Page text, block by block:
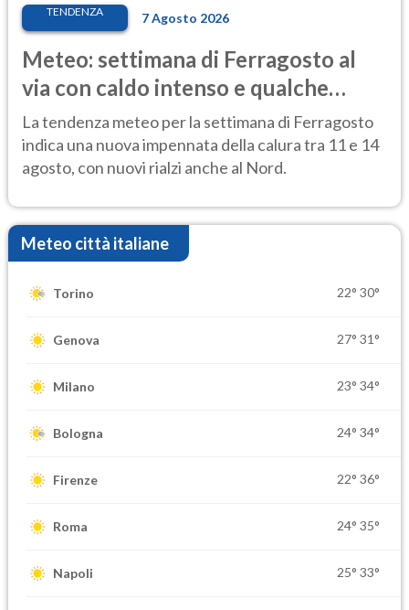
TENDENZA 7 Agosto 2026
Meteo: settimana di Ferragosto al
via con caldo intenso e qualche
temporale
La tendenza meteo per la settimana di Ferragosto
indica una nuova impennata della calura tra 11 e 14
agosto, con nuovi rialzi anche al Nord.
Meteo città italiane
Torino 22° 30°
Genova 27° 31°
Milano 23° 34°
Bologna 24° 34°
Firenze 22° 36°
Roma 24° 35°
Napoli 25° 33°